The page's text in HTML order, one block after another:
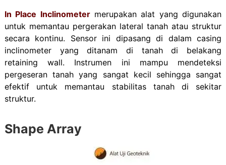
In Place Inclinometermerupakan alat yang digunakan
untuk memantau pergerakan lateral tanah atau struktur
secara kontinu. Sensor ini dipasang di dalam casing
inclinometer yang ditanam di tanah di belakang
retaining wall. Instrumen ini mampu mendeteksi
pergeseran tanah yang sangat kecil sehingga sangat
efektif untuk memantau stabilitas tanah di sekitar
struktur.
Shape Array